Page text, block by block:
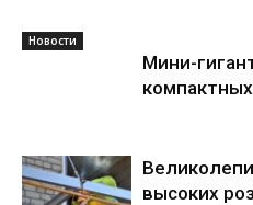
Новости
Мини-
высоких